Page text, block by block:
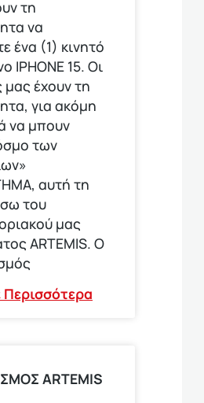
τη
να
ένα (1) κινητό
ΙΡΗΟΝΕ 15. Οι
έχουν τη
για ακόμη
να μπουν
των
αυτή τη
του
μας
ARTEMIS. Ο
Περισσότερα
ARTEMIS